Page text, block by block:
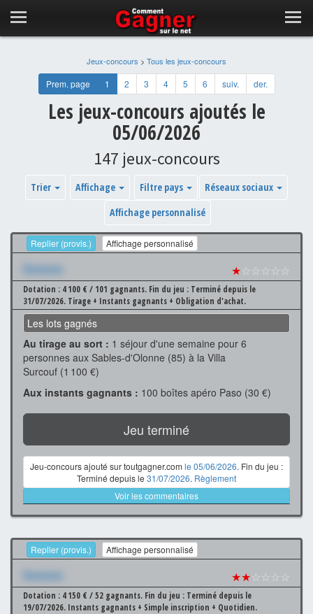
Jeux-concours > Tous les jeux-concours
Prem. page 1 2 3 4 5 6 suiv. der.
Les jeux-concours ajoutés le
05/06/2026
147 jeux-concours
Trier Affichage Filtre pays
Réseaux sociaux
Affichage personnalisé
Replier (provis.) Affichage personnalisé
Xxxxxxx ★☆☆☆☆☆
Dotation : 4 100 € / 101 gagnants. Fin du jeu : Terminé depuis le
31/07/2026. Tirage + Instants gagnants + Obligation d'achat.
Les lots gagnés
Au tirage au sort : 1 séjour d'une semaine pour 6
personnes aux Sables-d'Olonne (85) à la Villa
Surcouf (1 100 €)
Aux instants gagnants : 100 boîtes apéro Paso (30 €)
Jeu terminé
Jeu-concours ajouté sur toutgagner.com le 05/06/2026. Fin du jeu :
Terminé depuis le 31/07/2026. Règlement
Voir les commentaires
Replier (provis.) Affichage personnalisé
Xxxxxxx ★★☆☆☆☆
Dotation : 4 150 € / 52 gagnants. Fin du jeu : Terminé depuis le
19/07/2026. Instants gagnants + Simple inscription + Quotidien.